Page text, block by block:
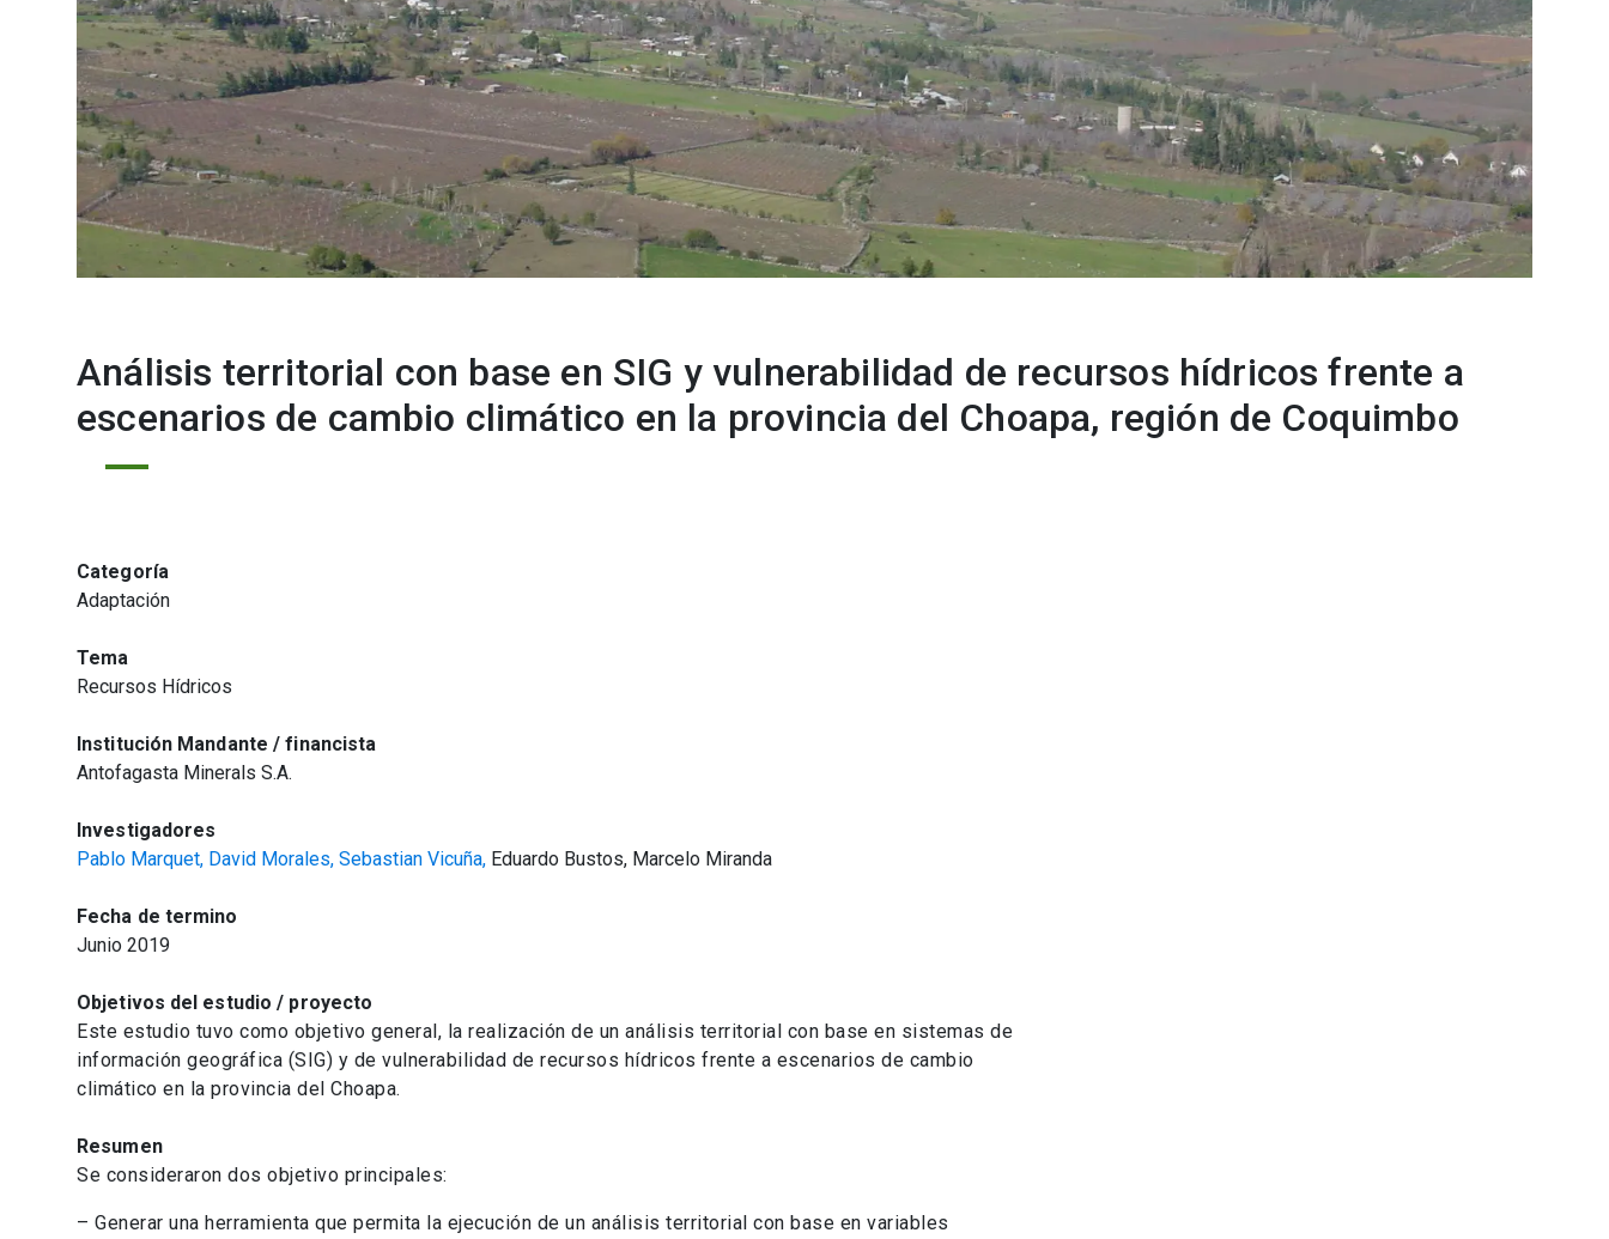
Análisis territorial con base en SIG y vulnerabilidad de recursos hídricos frente a
escenarios de cambio climático en la provincia del Choapa, región de Coquimbo
Categoría
Adaptación
Tema
Recursos Hídricos
Institución Mandante / financista
Antofagasta Minerals S.A.
Investigadores
Pablo Marquet, David Morales, Sebastian Vicuña, Eduardo Bustos, Marcelo Miranda
Fecha de termino
Junio 2019
Objetivos del estudio / proyecto
Este estudio tuvo como objetivo general, la realización de un análisis territorial con base en sistemas de
información geográfica (SIG) y de vulnerabilidad de recursos hídricos frente a escenarios de cambio
climático en la provincia del Choapa.
Resumen
Se consideraron dos objetivo principales:
– Generar una herramienta que permita la ejecución de un análisis territorial con base en variables